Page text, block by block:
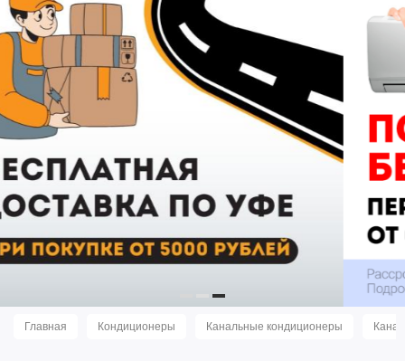
Главная Кондиционеры Канальные кондиционеры